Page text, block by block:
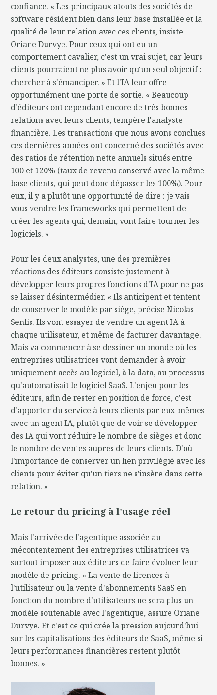
confiance. « Les principaux atouts des sociétés de
software résident bien dans leur base installée et la
qualité de leur relation avec ces clients, insiste
Oriane Durvye. Pour ceux qui ont eu un
comportement cavalier, c'est un vrai sujet, car leurs
clients pourraient ne plus avoir qu'un seul objectif :
chercher à s'émanciper. » Et l'IA leur offre
opportunément une porte de sortie. « Beaucoup
d'éditeurs ont cependant encore de très bonnes
relations avec leurs clients, tempère l'analyste
financière. Les transactions que nous avons conclues
ces dernières années ont concerné des sociétés avec
des ratios de rétention nette annuels situés entre
100 et 120% (taux de revenu conservé avec la même
base clients, qui peut donc dépasser les 100%). Pour
eux, il y a plutôt une opportunité de dire : je vais
vous vendre les frameworks qui permettent de
créer les agents qui, demain, vont faire tourner les
logiciels. »
Pour les deux analystes, une des premières
réactions des éditeurs consiste justement à
développer leurs propres fonctions d'IA pour ne pas
se laisser désintermédier. « Ils anticipent et tentent
de conserver le modèle par siège, précise Nicolas
Senlis. Ils vont essayer de vendre un agent IA à
chaque utilisateur, et même de facturer davantage.
Mais va commencer à se dessiner un monde où les
entreprises utilisatrices vont demander à avoir
uniquement accès au logiciel, à la data, au processus
qu'automatisait le logiciel SaaS. L'enjeu pour les
éditeurs, afin de rester en position de force, c'est
d'apporter du service à leurs clients par eux-mêmes
avec un agent IA, plutôt que de voir se développer
des IA qui vont réduire le nombre de sièges et donc
le nombre de ventes auprès de leurs clients. D'où
l'importance de conserver un lien privilégié avec les
clients pour éviter qu'un tiers ne s'insère dans cette
relation. »
Le retour du pricing à l'usage réel
Mais l'arrivée de l'agentique associée au
mécontentement des entreprises utilisatrices va
surtout imposer aux éditeurs de faire évoluer leur
modèle de pricing. « La vente de licences à
l'utilisateur ou la vente d'abonnements SaaS en
fonction du nombre d'utilisateurs ne sera plus un
modèle soutenable avec l'agentique, assure Oriane
Durvye. Et c'est ce qui crée la pression aujourd'hui
sur les capitalisations des éditeurs de SaaS, même si
leurs performances financières restent plutôt
bonnes. »